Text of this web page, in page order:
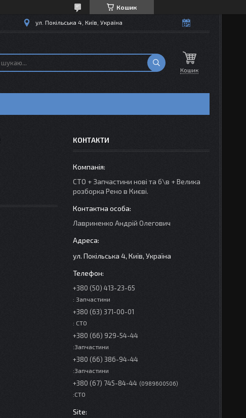
Кошик
ул. Покільська 4, Київ, Україна
Кошик
КОНТАКТИ
СТО + Запчастини нові та б\в + Велика
розборка Рено в Києві.
Лавриненко Андрій Олегович
ул. Покільська 4, Київ, Україна
+380 (50) 413-23-65
: Запчастини
+380 (63) 371-00-01
: СТО
+380 (66) 929-54-44
:Запчастини
+380 (66) 386-94-44
:Запчастини
+380 (67) 745-84-44 0989600506
:СТО